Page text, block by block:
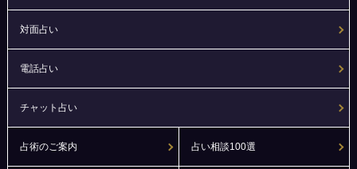
対面占い
電話占い
チャット占い
占術のご案内 占い相談100選